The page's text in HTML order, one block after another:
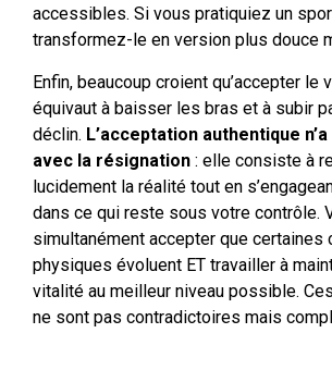
accessibles. Si vous pratiquiez un
transformez-le en version plus douce
Enfin, beaucoup croient qu’accepter le
équivaut à baisser les bras et à subir
déclin. L’acceptation authentique
avec la résignation : elle consiste à
lucidement la réalité tout en
dans ce qui reste sous votre contrôle.
simultanément accepter que certaines
physiques évoluent ET travailler à
vitalité au meilleur niveau possible.
ne sont pas contradictoires mais